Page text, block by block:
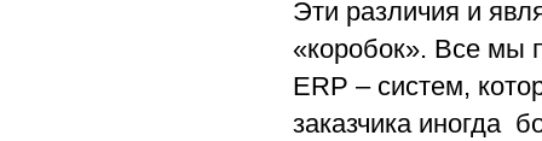
Эти различия и
«коробок». Все мы
ERP – систем,
заказчика иногда